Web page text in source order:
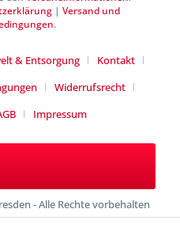
| Versand und
.
& Entsorgung
Kontakt
Widerrufsrecht
Impressum
- Alle Rechte vorbehalten